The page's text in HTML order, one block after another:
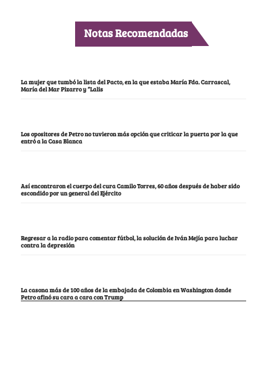
Notas Recomendadas
La mujer que tumbó la lista del Pacto, en la que estaba María Fda. Carrascal,
María del Mar Pizarro y “Lalis
Los opositores de Petro no tuvieron más opción que criticar la puerta por la que
entró a la Casa Blanca
Así encontraron el cuerpo del cura Camilo Torres, 60 años después de haber sido
escondido por un general del Ejército
Regresar a la radio para comentar fútbol, la solución de Iván Mejía para luchar
contra la depresión
La casona más de 100 años de la embajada de Colombia en Washington donde
Petro afinó su cara a cara con Trump